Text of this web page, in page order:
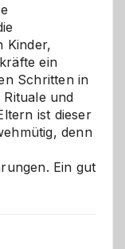
Kinder,
ein
Schritten in
und
ist dieser
denn
Ein gut